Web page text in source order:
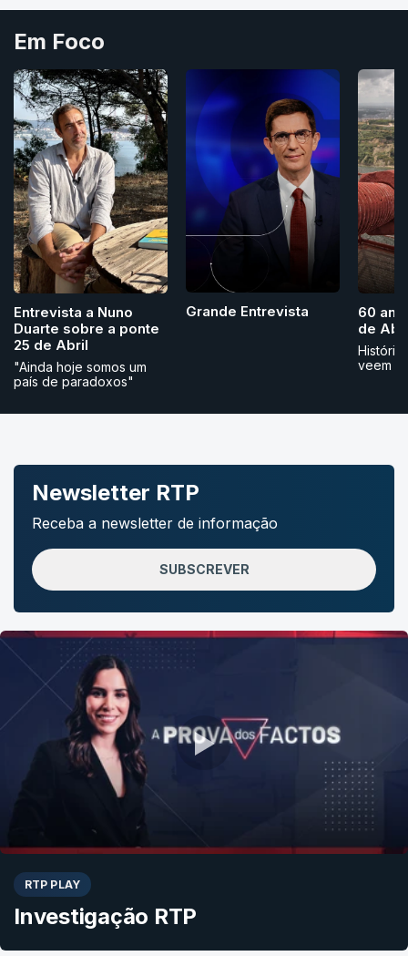
Em Foco
Entrevista a Nuno
Duarte sobre a ponte
25 de Abril
"Ainda hoje somos um
país de paradoxos"
Grande Entrevista
60
de
veem
Newsletter RTP
Receba a newsletter de informação
SUBSCREVER
RTP PLAY
Investigação RTP